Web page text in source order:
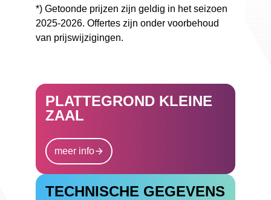
*) Getoonde prijzen zijn geldig in het seizoen
2025-2026. Offertes zijn onder voorbehoud
van prijswijzigingen.
PLATTEGROND KLEINE
ZAAL
meer info
TECHNISCHE GEGEVENS